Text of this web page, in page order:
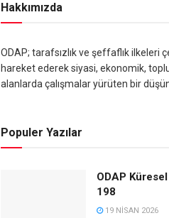
Hakkımızda
ODAP; tarafsızlık ve şeffaflık ilkeleri
hareket ederek siyasi, ekonomik,
alanlarda çalışmalar yürüten bir
Populer Yazılar
ODAP
198
19 NISAN 2026